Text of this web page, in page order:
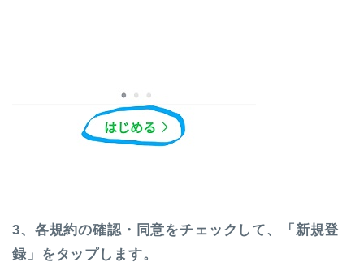
3、各規約の確認・同意をチェックして、「新規登
録」をタップします。